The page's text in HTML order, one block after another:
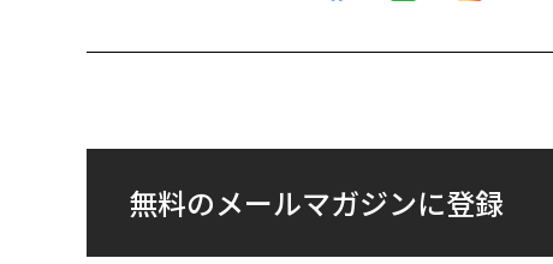
無料のメールマガジンに登録